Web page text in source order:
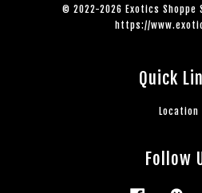
© 2022-2026 Exotics Shoppe
https://
Quick
Location
Follow